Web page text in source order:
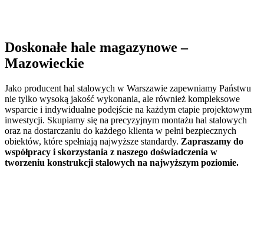
Doskonałe hale magazynowe –
Mazowieckie
Jako producent hal stalowych w Warszawie zapewniamy Państwu
nie tylko wysoką jakość wykonania, ale również kompleksowe
wsparcie i indywidualne podejście na każdym etapie projektowym
inwestycji. Skupiamy się na precyzyjnym montażu hal stalowych
oraz na dostarczaniu do każdego klienta w pełni bezpiecznych
obiektów, które spełniają najwyższe standardy. Zapraszamy do
współpracy i skorzystania z naszego doświadczenia w
tworzeniu konstrukcji stalowych na najwyższym poziomie.